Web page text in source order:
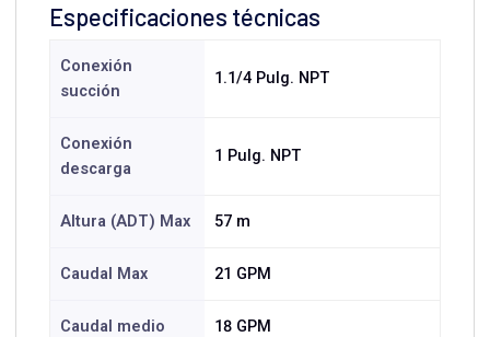
Especificaciones técnicas
Conexión
succión
1.1/4 Pulg. NPT
Conexión
descarga
1 Pulg. NPT
Altura (ADT) Max 57 m
Caudal Max 21 GPM
Caudal medio 18 GPM